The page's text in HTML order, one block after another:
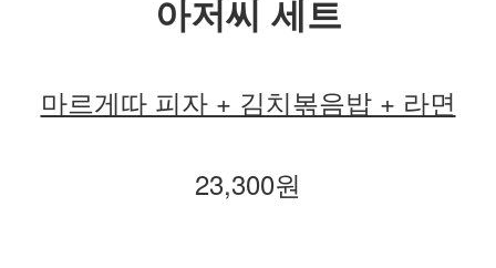
아저씨 세트
마르게따 피자 + 김치볶음밥 + 라면
23,300원